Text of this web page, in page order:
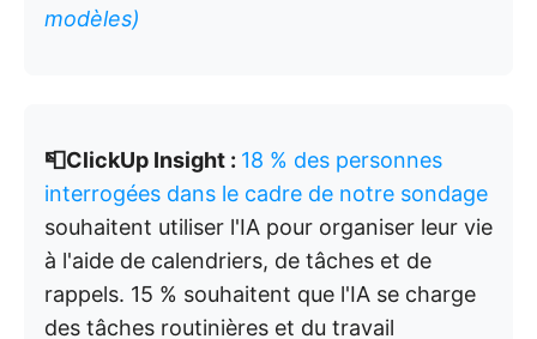
modèles)
📮ClickUp Insight : 18 % des personnes
interrogées dans le cadre de notre sondage
souhaitent utiliser l'IA pour organiser leur vie
à l'aide de calendriers, de tâches et de
rappels. 15 % souhaitent que l'IA se charge
des tâches routinières et du travail